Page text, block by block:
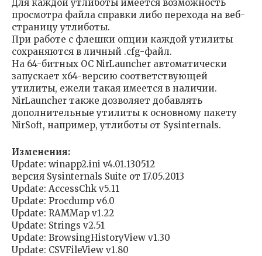
Для каждой утлиботы имеется возможность
просмотра файла справки либо перехода на веб-
страницу утлиботы.
При работе с флешки опции каждой утилиты
сохраняются в личный .cfg-файл.
На 64-битных ОС NirLauncher автоматически
запускает x64-версию соответствующей
утилиты, ежели такая имеется в наличии.
NirLauncher также дозволяет добавлять
дополнительные утилиты к основному пакету
NirSoft, например, утлиботы от Sysinternals.
Изменения:
Update: winapp2.ini v4.01.130512
версия Sysinternals Suite от 17.05.2013
Update: AccessChk v5.11
Update: Procdump v6.0
Update: RAMMap v1.22
Update: Strings v2.51
Update: BrowsingHistoryView v1.30
Update: CSVFileView v1.80